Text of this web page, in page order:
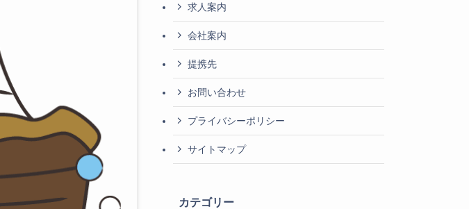
求人案内
会社案内
提携先
お問い合わせ
プライバシーポリシー
サイトマップ
カテゴリー